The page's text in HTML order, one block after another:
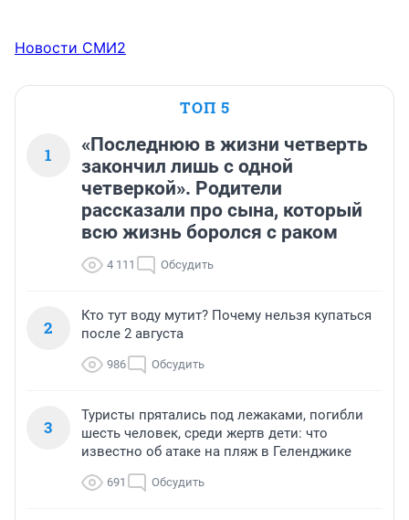
Новости СМИ2
ТОП 5
1
«Последнюю в жизни четверть
закончил лишь с одной
четверкой». Родители
рассказали про сына, который
всю жизнь боролся с раком
4 111 Обсудить
2
Кто тут воду мутит? Почему нельзя купаться
после 2 августа
986 Обсудить
3
Туристы прятались под лежаками, погибли
шесть человек, среди жертв дети: что
известно об атаке на пляж в Геленджике
691 Обсудить